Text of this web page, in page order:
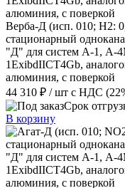
Верба-Д (исп. 010; Н2:
стационарный
"Д" для систем А-1, А-
1ExibdIICT4Gb,
алюминия, с поверкой
44 310 ₽ / шт с НДС
Срок
В корзину